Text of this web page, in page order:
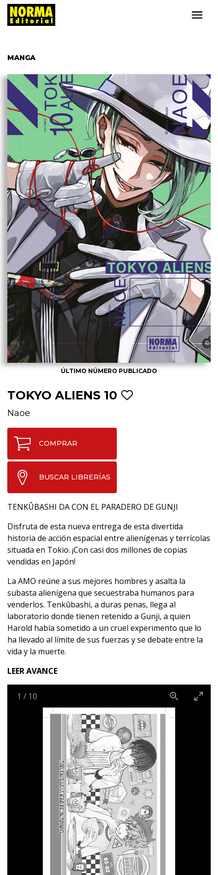
MANGA
ÚLTIMO NÚMERO PUBLICADO
TOKYO ALIENS 10
Naoe
COMPRAR
BUSCAR LIBRERÍAS
TENKÛBASHI DA CON EL PARADERO DE GUNJI
Disfruta de esta nueva entrega de esta divertida
historia de acción espacial entre alienígenas y terrícolas
situada en Tokio. ¡Con casi dos millones de copias
vendidas en Japón!
La AMO reúne a sus mejores hombres y asalta la
subasta alienígena que secuestraba humanos para
venderlos. Tenkûbashi, a duras penas, llega al
laboratorio donde tienen retenido a Gunji, a quien
Harold había sometido a un cruel experimento que lo
ha llevado al límite de sus fuerzas y se debate entre la
vida y la muerte.
LEER AVANCE
1 / 10